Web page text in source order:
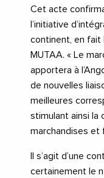
Cet acte
l’initiative
continent, en fait
MUTAA. « Le
apportera à
de nouvelles
meilleures
stimulant ainsi la
marchandises et
Il s’agit d’une
certainement le